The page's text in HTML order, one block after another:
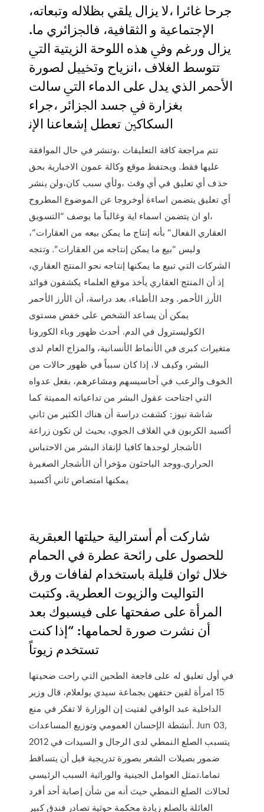
،ﺟﺮﺣﺎ ﻏﺎﺋﺮا ،ﻻ ﻳﺰال ﻳﻠﻘﻲ ﺑﻈﻼﻟﻪ وﺗﺒﻌﺎﺗﻪ
اﻹﺟﺘﻤﺎﻋﻴﺔ و اﻟﺜﻘﺎﻓﻴﺔ، ﻓﺎﳉﺰاﺋﺮي ﻣﺎ.
ﻳﺰال ورﻏﻢ وﰲ ﻫﺬﻩ اﻟﻠﻮﺣﺔ اﻟﺰﻳﺘﻴﺔ اﻟﱵ
ﺗﺘﻮﺳﻂ اﻟﻐﻼف ،اﻧﺰﻳﺎح وﲣﻴﻴﻞ ﻟﺼﻮرة
اﻷﲪﺮ اﻟﺬي ﻳﺪل ﻋﻠﻰ اﻟﺪﻣﺎء اﻟﱵ ﺳﺎﻟﺖ
ﺑﻐﺰارة ﰲ ﺟﺴﺪ اﳉﺰاﺋﺮ ،ﺟﺮاء
اﻟﺴﻜﺎﻛﲔ ﺗﻌﻄﻞ إﺷﻌﺎﻋﻨﺎ اﻹﻧ
تتم مراجعة كافة التعليقات ،وتنشر في حال الموافقة
عليها فقط. ويحتفظ موقع وكالة عمون الاخبارية بحق
حذف أي تعليق في أي وقت ،ولأي سبب كان،ولن ينشر
أي تعليق يتضمن اساءة أوخروجا عن الموضوع المطروح
،او ان يتضمن اسماء اية وغالباً ما يوصف “التسويق
العقاري الفعال” بأنه إنتاج ما يمكن بيعه من العقارات”،
وليس “بيع ما يمكن إنتاجه من العقارات”. وتتجه
الشركات التي تبيع ما يمكنها إنتاجه نحو المنتج العقاري،
إذ أن المنتج العقاري يأخذ موقع العلماء يكشفون فوائد
الأرز الأحمر. وجد الأطباء، بعد دراسة، أن الأرز الأحمر
يمكن أن يساعد الشخص على خفض مستوى
الكوليسترول في الدم. أحدث ظهور وباء الكورونا
متغيرات كبرى في الأنماط الأنسانية، والمزاج العام لدى
البشر، وكيف لا، إذا كان سبباً في ظهور حالات من
الخوف والرعب في أحاسيسهم ومشاعرهم، بفعل عدواه
التي اجتاحت عقول البشر من تداعياته المميتة كما
شاشة نيوز: كشفت دراسة أن هناك الكثير من ثاني
أكسيد الكربون في الغلاف الجوي، بحيث لن تكون زراعة
الأشجار لوحدها كافيا لإنقاذ البشر من الاحتباس
الحراري.ووجد الباحثون مؤخرا أن الأشجار الصغيرة
يمكنها امتصاص ثاني أكسيد
شاركت أم أسترالية حيلتها العبقرية
للحصول على رائحة عطرة في الحمام
خلال ثوان قليلة باستخدام لفافات ورق
التواليت والزيوت العطرية. وكتبت
المرأة على صفحتها على فيسبوك بعد
أن نشرت صورة لحمامها: “إذا كنت
تستخدم زيوتاً
في أول تعليق له على فاجعة الطحين التي راحت ضحيتها
15 امرأة لقين حتفهن بجماعة سيدي بولعلام، قال وزير
الداخلية عبد الوافي لفتيت إن الوزارة لا تفكر في منع
أنشطة الإحسان العمومي وتوزيع المساعدات. Jun 03,
2012 يتسبب الصلع النمطي لدى الرجال و السيدات في
ضمور بصيلات الشعر بصورة تدريجية قبل أن يتساقط
تماما.تمثل العوامل الجينية والوراثية السبب الرئيسي
لحالات الصلع النمطي حيث أنه من شأن إصابة أحد أفرد
العائلة بالصلع زيادة محكمة حوثية تصادر فندق كبير